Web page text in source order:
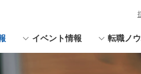
イベント情報 転職ノ